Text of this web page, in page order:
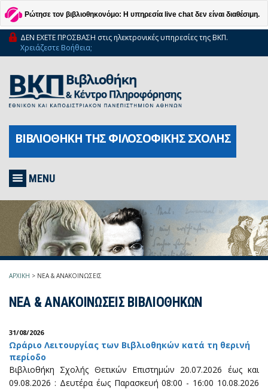
Ρώτησε τον βιβλιοθηκονόμο: Η υπηρεσία live chat δεν είναι διαθέσιμη.
ΔΕΝ ΕΧΕΤΕ ΠΡΟΣΒΑΣΗ στις ηλεκτρονικές υπηρεσίες της ΒΚΠ.
Χρειάζεστε Βοήθεια;
ΒΙΒΛΙΟΘΗΚΗ ΤΗΣ ΦΙΛΟΣΟΦΙΚΗΣ ΣΧΟΛΗΣ
MENU
ΑΡΧΙΚΗ > ΝΕΑ & ΑΝΑΚΟΙΝΩΣΕΙΣ
ΝΕΑ & ΑΝΑΚΟΙΝΩΣΕΙΣ ΒΙΒΛΙΟΘΗΚΩΝ
31/08/2026
Ωράριο Λειτουργίας των Βιβλιοθηκών κατά τη θερινή
περίοδο
Βιβλιοθήκη Σχολής Θετικών Επιστημών 20.07.2026 έως και
09.08.2026 : Δευτέρα έως Παρασκευή 08:00 - 16:00 10.08.2026